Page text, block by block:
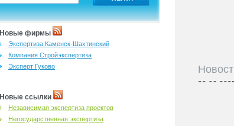
Новые фирмы
Экспертиза Каменск-Шахтинский
Компания Стройэкспертиза
Эксперт Гуково
Новые ссылки
Независимая экспертиза проектов
Негосударственная экспертиза
30-06-